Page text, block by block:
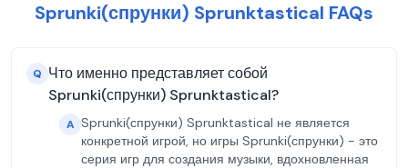
Sprunki(спрунки) Sprunktastical FAQs
Q Что именно представляет собой
Sprunki(спрунки) Sprunktastical?
A Sprunki(спрунки) Sprunktastical не является
конкретной игрой, но игры Sprunki(спрунки) - это
серия игр для создания музыки, вдохновленная